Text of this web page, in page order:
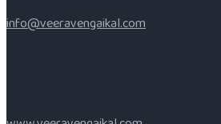
info@veeravengaikal.com